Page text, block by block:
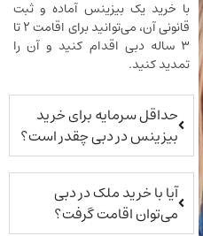
بیزینس آماده و ثبت
قانونی آن، می‌توانید برای اقامت ۲ تا
اقدام کنید و آن را
برای خرید
دبی چقدر است؟
ملک در دبی
گرفت؟